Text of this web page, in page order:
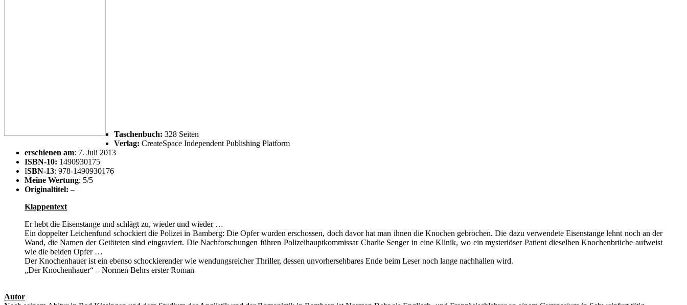
Taschenbuch: 328 Seiten
Verlag: CreateSpace Independent Publishing Platform
erschienen am: 7. Juli 2013
ISBN-10: 1490930175
ISBN-13: 978-1490930176
Meine Wertung: 5/5
Originaltitel: –
Klappentext
Er hebt die Eisenstange und schlägt zu, wieder und wieder …
Ein doppelter Leichenfund schockiert die Polizei in Bamberg: Die Opfer wurden erschossen, doch davor hat man ihnen die Knochen gebrochen. Die dazu verwendete Eisenstange lehnt noch an der
Wand, die Namen der Getöteten sind eingraviert. Die Nachforschungen führen Polizeihauptkommissar Charlie Senger in eine Klinik, wo ein mysteriöser Patient dieselben Knochenbrüche aufweist
wie die beiden Opfer …
Der Knochenhauer ist ein ebenso schockierender wie wendungsreicher Thriller, dessen unvorhersehbares Ende beim Leser noch lange nachhallen wird.
„Der Knochenhauer“ – Normen Behrs erster Roman
Autor